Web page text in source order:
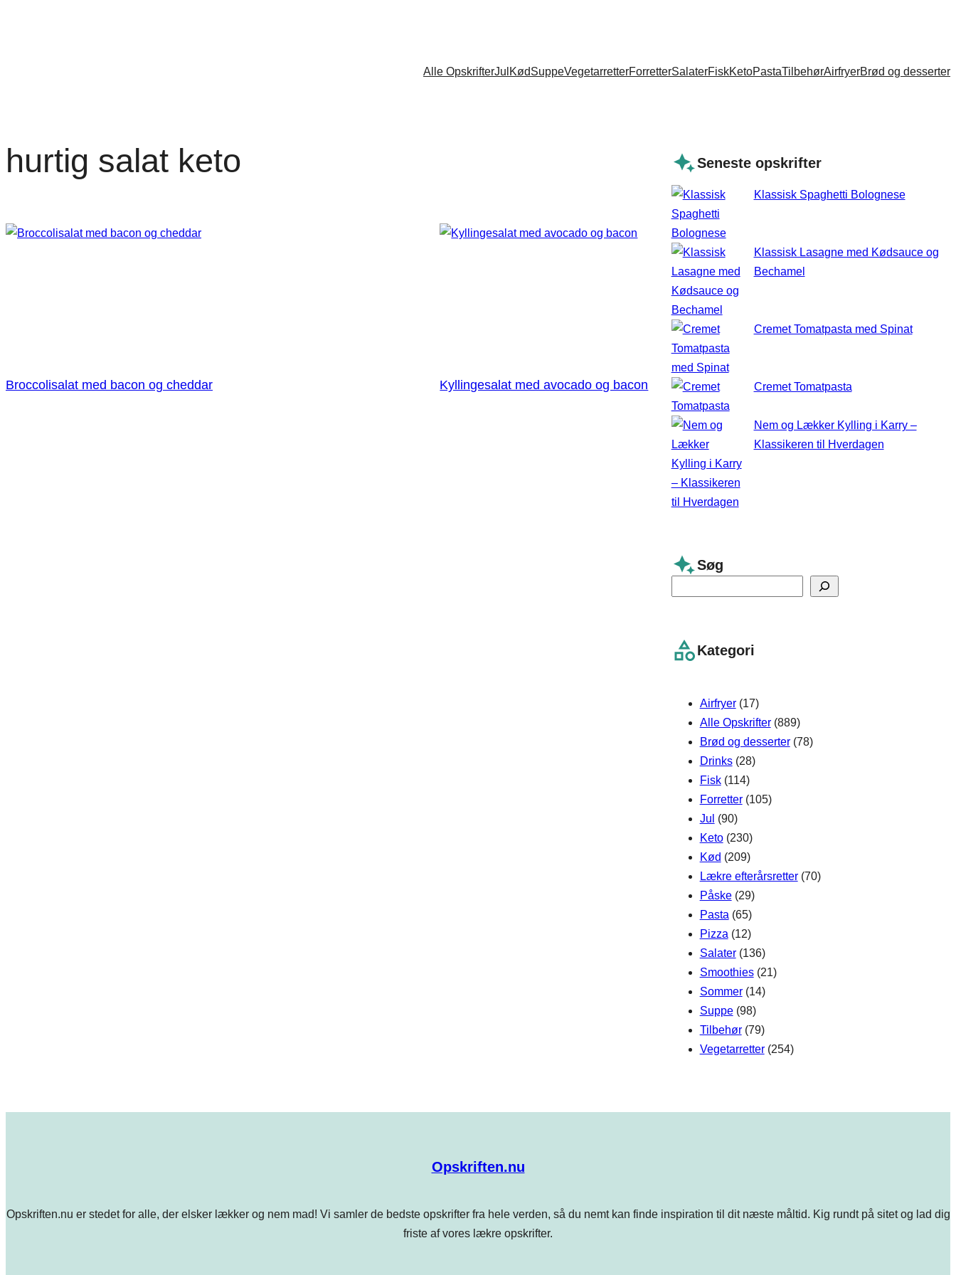
Alle OpskrifterJul KødSuppeVegetarretterForretterSalaterFiskKetoPastaTilbehørAirfryerBrød og desserter
hurtig salat keto
Broccolisalat med bacon og cheddar Kyllingesalat med avocado og bacon
Seneste opskrifter
Klassisk Spaghetti Bolognese
Klassisk Lasagne med Kødsauce og
Bechamel
Cremet Tomatpasta med Spinat
Cremet Tomatpasta
Nem og Lækker Kylling i Karry –
Klassikeren til Hverdagen
Søg
c
Kategori
Airfryer(17)
Alle Opskrifter(889)
Brød og desserter(78)
Drinks(28)
Fisk(114)
Forretter(105)
Jul (90)
Keto(230)
Kød (209)
Lækre efterårsretter(70)
Påske(29)
Pasta (65)
Pizza (12)
Salater(136)
Smoothies(21)
Sommer(14)
Suppe(98)
Tilbehør(79)
Vegetarretter(254)
Opskriften.nu
Opskriften.nu er stedet for alle, der elsker lækker og nem mad! Vi samler de bedste opskrifter fra hele verden, så du nemt kan finde inspiration til dit næste måltid. Kig rundt på sitet og lad dig
friste af vores lækre opskrifter.